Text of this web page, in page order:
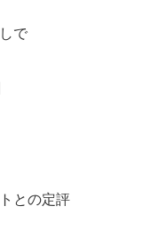
で
との定評